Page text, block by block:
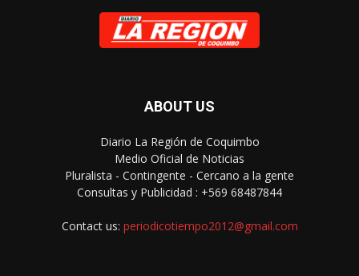
ABOUT US
Diario La Región de Coquimbo
Medio Oficial de Noticias
Pluralista - Contingente - Cercano a la gente
Consultas y Publicidad : +569 68487844
Contact us: periodicotiempo2012@gmail.com